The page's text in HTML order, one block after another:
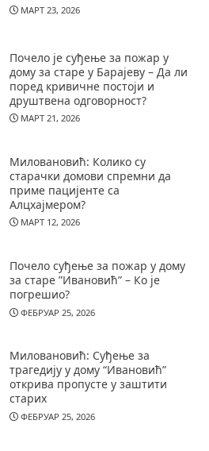
МАРТ 23, 2026
Почело је суђење за пожар у
дому за старе у Барајеву – Да ли
поред кривичне постоји и
друштвена одговорност?
МАРТ 21, 2026
Миловановић: Колико су
старачки домови спремни да
приме пацијенте са
Алцхајмером?
МАРТ 12, 2026
Почело суђење за пожар у дому
за старе ”Ивановић” – Ко је
погрешио?
ФЕБРУАР 25, 2026
Миловановић: Суђење за
трагедију у дому “Ивановић”
открива пропусте у заштити
старих
ФЕБРУАР 25, 2026